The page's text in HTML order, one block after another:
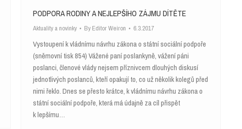
PODPORA RODINY A NEJLEPŠÍHO ZÁJMU DÍTĚTE
Aktuality a novinky By Editor Weiron 6.3.2017
Vystoupení k vládnímu návrhu zákona o státní sociální podpoře
(sněmovní tisk 854) Vážené paní poslankyně, vážení páni
poslanci, členové vlády nejsem příznivcem dlouhých diskusí
jednotlivých poslanců, kteří opakují to, co už několik kolegů před
nimi řeklo. Dnes se přesto krátce, k vládnímu návrhu zákona o
státní sociální podpoře, která má údajně za cíl přispět
k lepšímu…